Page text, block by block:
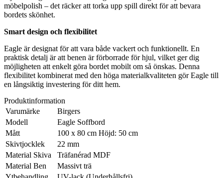
möbelpolish – det räcker att torka upp spill direkt för att bevara
bordets skönhet.
Smart design och flexibilitet
Eagle är designat för att vara både vackert och funktionellt. En
praktisk detalj är att benen är förborrade för hjul, vilket ger dig
möjligheten att enkelt göra bordet mobilt om så önskas. Denna
flexibilitet kombinerat med den höga materialkvaliteten gör Eagle till
en långsiktig investering för ditt hem.
Produktinformation
Varumärke
Birgers
Modell
Eagle Soffbord
Mått
100 x 80 cm Höjd: 50 cm
Skivtjocklek
22 mm
Material Skiva
Träfanérad MDF
Material Ben
Massivt trä